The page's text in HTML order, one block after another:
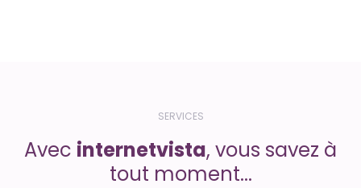
SERVICES
Avec internetvista, vous savez à
tout moment...